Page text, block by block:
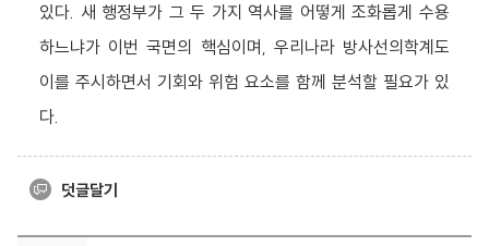
있다. 새 행정부가 그 두 가지 역사를 어떻게 조화롭게 수용
하느냐가 이번 국면의 핵심이며, 우리나라 방사선의학계도
이를 주시하면서 기회와 위험 요소를 함께 분석할 필요가 있
다.
덧글달기